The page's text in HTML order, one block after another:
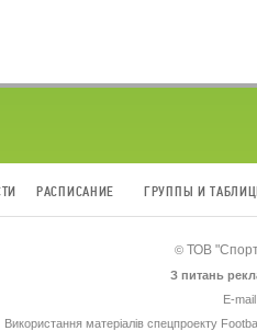
РАСПИСАНИЕ ГРУППЫ И
© ТОВ
З питань
E-
Використання матеріалів спецпроекту